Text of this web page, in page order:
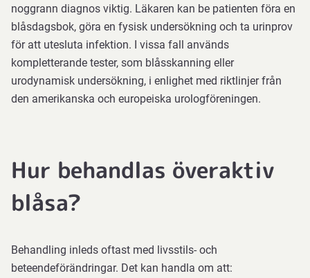
noggrann diagnos viktig. Läkaren kan be patienten föra en
blåsdagsbok, göra en fysisk undersökning och ta urinprov
för att utesluta infektion. I vissa fall används
kompletterande tester, som blåsskanning eller
urodynamisk undersökning, i enlighet med riktlinjer från
den amerikanska och europeiska urologföreningen.
Hur behandlas överaktiv
blåsa?
Behandling inleds oftast med livsstils- och
beteendeförändringar. Det kan handla om att:
effektiva
men
kan
ge
biverkningar
som
huvudvärk.
Vid
långvariga
besvär